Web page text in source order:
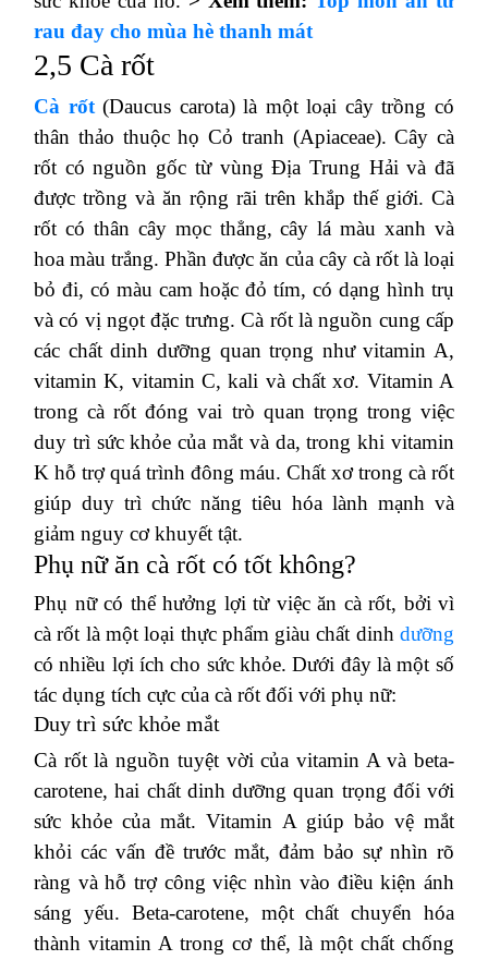
rau đay cho mùa hè thanh mát
2,5 Cà rốt
Cà rốt(Daucus carota) là một loại cây trồng có
thân thảo thuộc họ Cỏ tranh (Apiaceae).Cây cà
rốt có nguồn gốc từ vùng Địa Trung Hải và đã
được trồng và ăn rộng rãi trên khắp thế giới. Cà
rốt có thân cây mọc thẳng, cây lá màu xanh và
hoa màu trắng.Phần được ăn của cây cà rốt là loại
bỏ đi, có màu cam hoặc đỏ tím, có dạng hình trụ
và có vị ngọt đặc trưng. Cà rốt là nguồn cung cấp
các chất dinh dưỡng quan trọng như vitamin A,
vitamin K, vitamin C, kali và chất xơ. Vitamin A
trong cà rốt đóng vai trò quan trọng trong việc
duy trì sức khỏe của mắt và da, trong khi vitamin
K hỗ trợ quá trình đông máu. Chất xơ trong cà rốt
giúp duy trì chức năng tiêu hóa lành mạnh và
giảm nguy cơ khuyết tật.
Phụ nữ ăn cà rốt có tốt không?
Phụ nữ có thể hưởng lợi từ việc ăn cà rốt, bởi vì
cà rốt là một loại thực phẩm giàu chất dinh dưỡng
có nhiều lợi ích cho sức khỏe.Dưới đây là một số
tác dụng tích cực của cà rốt đối với phụ nữ:
Duy trì sức khỏe mắt
Cà rốt là nguồn tuyệt vời của vitamin A và beta-
carotene, hai chất dinh dưỡng quan trọng đối với
sức khỏe của mắt.Vitamin A giúp bảo vệ mắt
khỏi các vấn đề trước mắt, đảm bảo sự nhìn rõ
ràng và hỗ trợ công việc nhìn vào điều kiện ánh
sáng yếu. Beta-carotene, một chất chuyển hóa
thành vitamin A trong cơ thể, là một chất chống